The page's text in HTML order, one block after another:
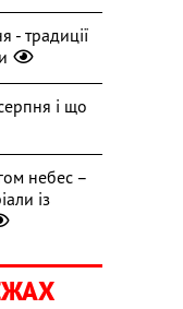
- традиції
і що
небес –
із